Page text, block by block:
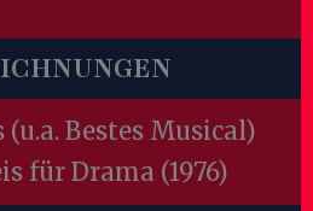
(u.a. Bestes Musical)
für Drama (1976)